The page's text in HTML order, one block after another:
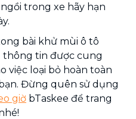
trong xe hãy hạn
bài khử mùi ô tô
thông tin được cung
việc loại bỏ hoàn toàn
Đừng quên sử dụng
giờ bTaskee để trang